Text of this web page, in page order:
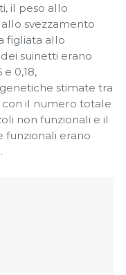
il peso allo
svezzamento
figliata allo
suinetti erano
e 0,18,
stimate tra
il numero totale
non funzionali e il
funzionali erano